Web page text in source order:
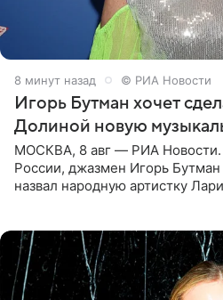
8 минут назад © РИА Новости
Игорь Бутман хочет
Долиной новую
МОСКВА, 8 авг — РИА Новости.
России, джазмен Игорь
назвал народную артистку